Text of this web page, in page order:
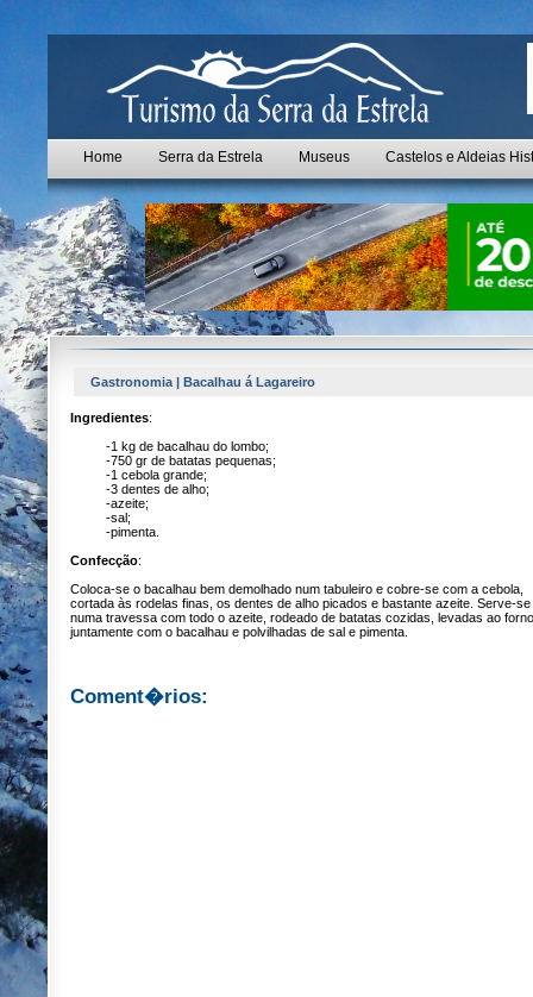
Home Serra da Estrela Museus Castelos e Aldeias
Gastronomia | Bacalhau á Lagareiro
Ingredientes:
-1 kg de bacalhau do lombo;
-750 gr de batatas pequenas;
-1 cebola grande;
-3 dentes de alho;
-azeite;
-sal;
-pimenta.
Confecção:
Coloca-se o bacalhau bem demolhado num tabuleiro e cobre-se com a cebola,
cortada às rodelas finas, os dentes de alho picados e bastante azeite. Serve-se
numa travessa com todo o azeite, rodeado de batatas cozidas, levadas ao forno
juntamente com o bacalhau e polvilhadas de sal e pimenta.
Coment�rios: